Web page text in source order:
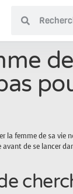
la femme de sa vie
de se lancer